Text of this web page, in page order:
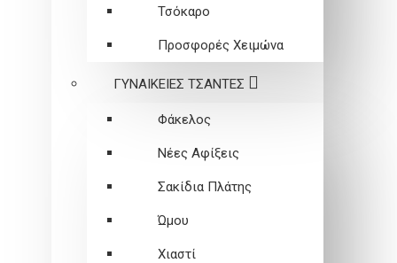
Τσόκαρο
Προσφορές Χειμώνα
ΓΥΝΑΙΚΕΙEΣ ΤΣΑΝΤΕΣ
Φάκελος
Νέες Αφίξεις
Σακίδια Πλάτης
Ώμου
Χιαστί